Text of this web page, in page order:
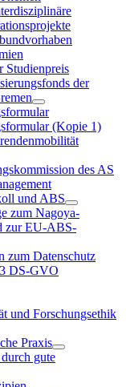
Studienpreis
der
(Kopie 1)
des AS
und ABS
zum Nagoya-
zur EU-ABS-
zum Datenschutz
DS-GVO
und Forschungsethik
Praxis
gute